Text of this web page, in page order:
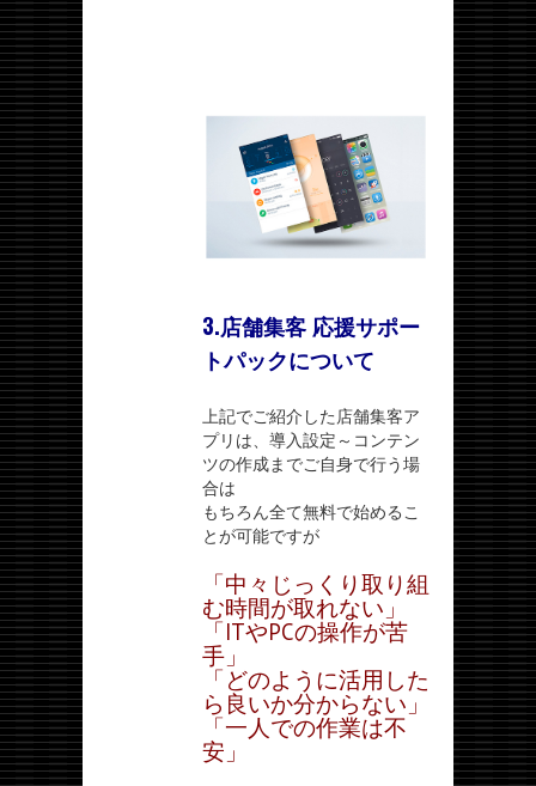
3.店舗集客 応援サポー
トパックについて
上記でご紹介した店舗集客ア
プリは、導入設定～コンテン
ツの作成までご自身で行う場
合は
もちろん全て無料で始めるこ
とが可能ですが
「中々じっくり取り組
む時間が取れない」
「ITやPCの操作が苦
手」
「どのように活用した
ら良いか分からない」
「一人での作業は不
安」